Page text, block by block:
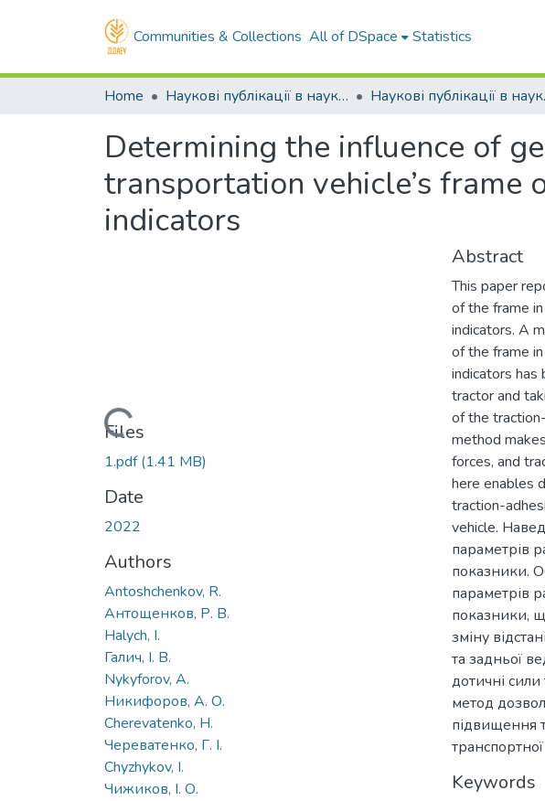
Communities & Collections All of DSpace Statistics
Home Наукові публікації в наукометричних базах Scopus та Web of Science
Determining the influence of
transportation vehicle’s frame
indicators
Loading...
Files
1.pdf(1.41 MB)
Date
2022
Authors
Antoshchenkov, R.
Антощенков, Р. В.
Halych, I.
Галич, І. В.
Nykyforov, А.
Никифоров, А. О.
Cherevatenko, H.
Череватенко, Г. І.
Chyzhykov, I.
Чижиков, І. О.
Abstract
This paper
of the frame
indicators. A
of the frame
indicators has
tractor and
of the
method
forces, and
here enables
traction-
vehicle.
параметрів
показники.
параметрів
показники,
зміну
та задньої
дотичні
метод
підвищення
Keywords